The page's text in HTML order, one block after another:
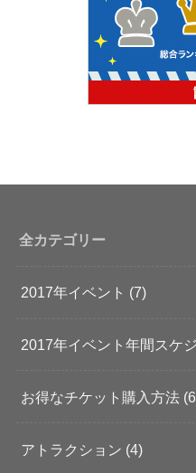
全カテゴリー
2017年イベント (7)
2017年イベント年間スケ
お得なチケット購入方法
アトラクション (4)